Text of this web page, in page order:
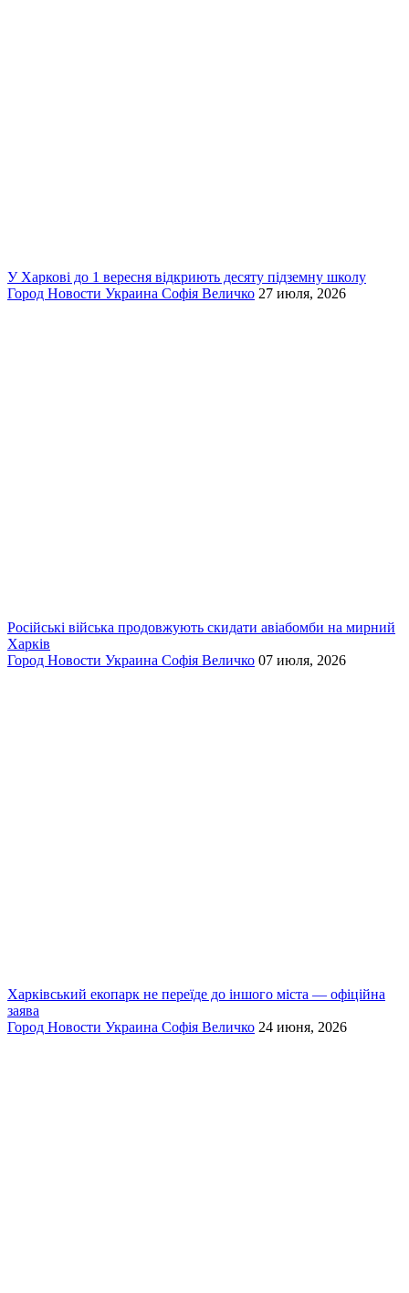
У Харкові до 1 вересня відкриють десяту підземну школу
Город Новости Украина Софія Величко 27 июля, 2026
Російські війська продовжують скидати авіабомби на мирний
Харків
Город Новости Украина Софія Величко 07 июля, 2026
Харківський екопарк не переїде до іншого міста — офіційна
заява
Город Новости Украина Софія Величко 24 июня, 2026